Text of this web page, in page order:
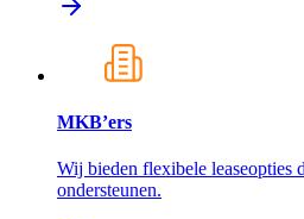
MKB’ers
Wij bieden flexibele leaseopties
ondersteunen.